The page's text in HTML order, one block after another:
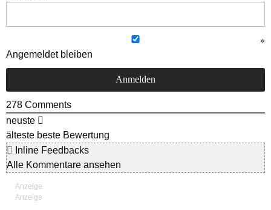
Angemeldet bleiben
278 Comments
neuste
älteste beste Bewertung
Inline Feedbacks
Alle Kommentare ansehen